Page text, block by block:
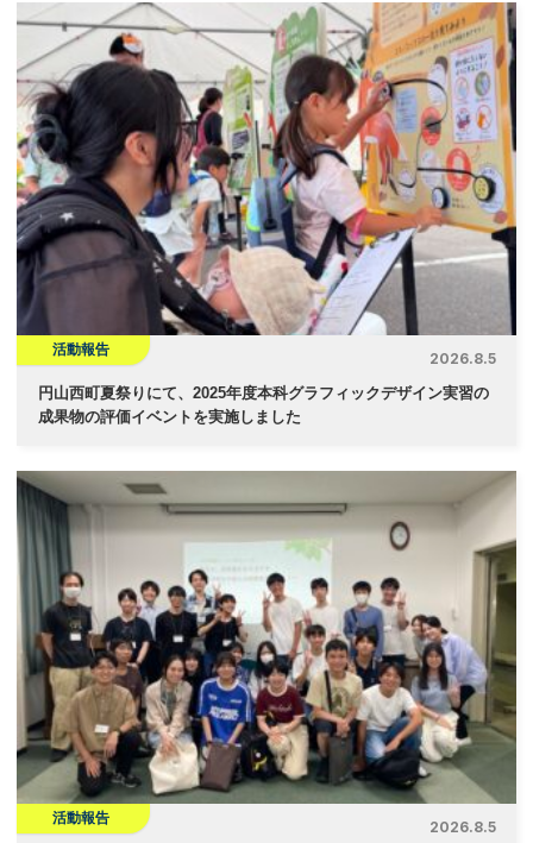
ビ
ゲ
ー
シ
ョ
ン
活動報告
2026.8.5
円山西町夏祭りにて、2025年度本科グラフィックデザイン実習の
成果物の評価イベントを実施しました
活動報告
2026.8.5